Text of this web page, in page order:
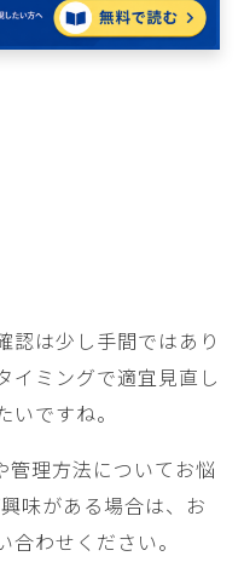
認は少し手間ではあり
イミングで適宜見直し
ですね。
理方法についてお悩
味がある場合は、お
わせください。